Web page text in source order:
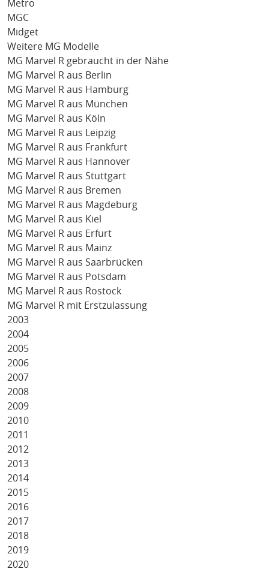
Metro
MGC
Midget
Weitere MG Modelle
MG Marvel R gebraucht in der Nähe
MG Marvel R aus Berlin
MG Marvel R aus Hamburg
MG Marvel R aus München
MG Marvel R aus Köln
MG Marvel R aus Leipzig
MG Marvel R aus Frankfurt
MG Marvel R aus Hannover
MG Marvel R aus Stuttgart
MG Marvel R aus Bremen
MG Marvel R aus Magdeburg
MG Marvel R aus Kiel
MG Marvel R aus Erfurt
MG Marvel R aus Mainz
MG Marvel R aus Saarbrücken
MG Marvel R aus Potsdam
MG Marvel R aus Rostock
MG Marvel R mit Erstzulassung
2003
2004
2005
2006
2007
2008
2009
2010
2011
2012
2013
2014
2015
2016
2017
2018
2019
2020